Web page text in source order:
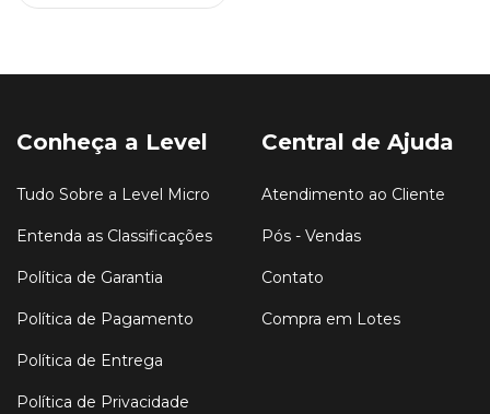
Conheça a Level
Tudo Sobre a Level Micro
Entenda as Classificações
Política de Garantia
Política de Pagamento
Política de Entrega
Política de Privacidade
Central de Ajuda
Atendimento ao Cliente
Pós - Vendas
Contato
Compra em Lotes